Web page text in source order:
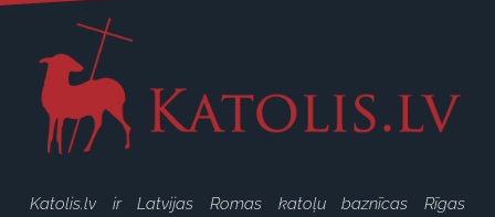
Katolis.lv ir Latvijas Romas katoļu baznīcas Rīgas